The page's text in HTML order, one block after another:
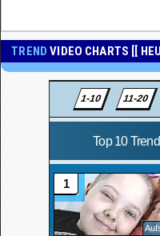
TRENDVIDEO CHARTS [[